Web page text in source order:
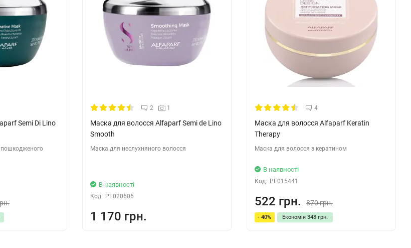
Semi Di Lino
2 1
Маска для волосся Alfaparf Semi de Lino
Smooth
Маска для неслухняного волосся
В наявності
Код: PF020606
1 170 грн.
4
Маска для волосся Alfaparf Keratin
Therapy
Маска для волосся з кератином
В наявності
Код: PF015441
522 грн. 870 грн.
- 40% Економія 348 грн.